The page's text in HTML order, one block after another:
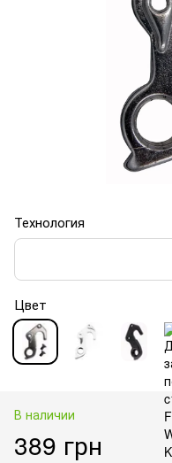
Технология
Цвет
В наличии
389 грн